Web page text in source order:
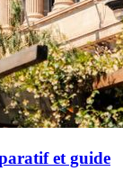
et guide